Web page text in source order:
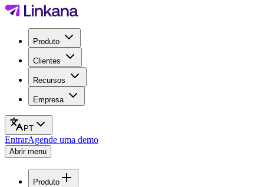
Produto
Clientes
Recursos
Empresa
PT
EntrarAgende uma demo
Abrir menu
Produto